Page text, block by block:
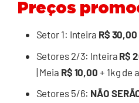
Preços
Setor 1: Inteira R$ 30,00
Setores 2/3: Inteira R$
| Meia R$ 10,00 + 1kg de
Setores 5/6: NÃO